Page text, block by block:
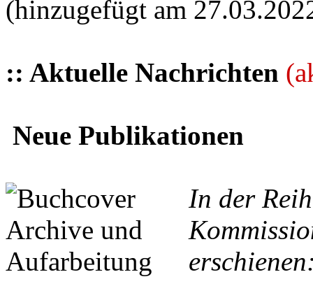
(hinzugefügt am
:: Aktuelle Nachrichten
Neue Publikationen
In der